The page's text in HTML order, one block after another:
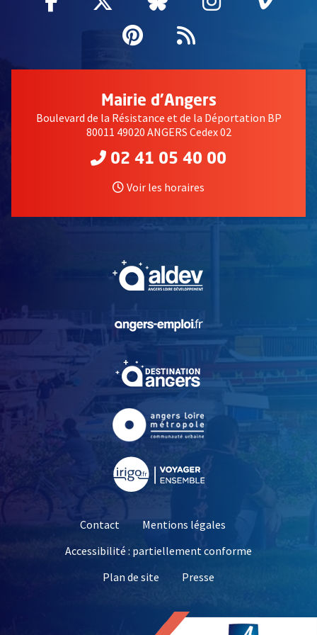
Pinterest
, Ouvre une
Flux RSS
Mairie d'Angers
Boulevard de la Résistance et de la Déportation BP
80011 49020 ANGERS Cedex 02
02 41 05 40 00
Voir les horaires
, Ouvre une nouvelle
, Ouvre une nouvelle
Contact
Mentions légales
Accessibilité : partiellement conforme
Plan de site
Presse